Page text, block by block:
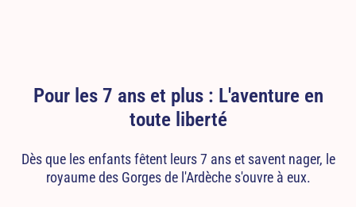
Pour les 7 ans et plus : L'aventure en
toute liberté
Dès que les enfants fêtent leurs 7 ans et savent nager, le
royaume des Gorges de l'Ardèche s'ouvre à eux.